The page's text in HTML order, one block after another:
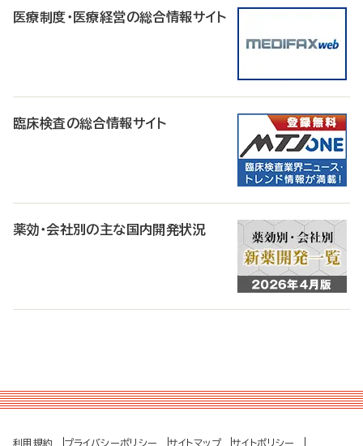
医療制度・医療経営の総合情報サイト
臨床検査の総合情報サイト
薬効・会社別の主な国内開発状況
利用規約 プライバシーポリシー サイトマップ サイトポリシー